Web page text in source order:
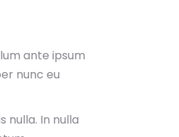
ante ipsum
nunc eu
nulla. In nulla